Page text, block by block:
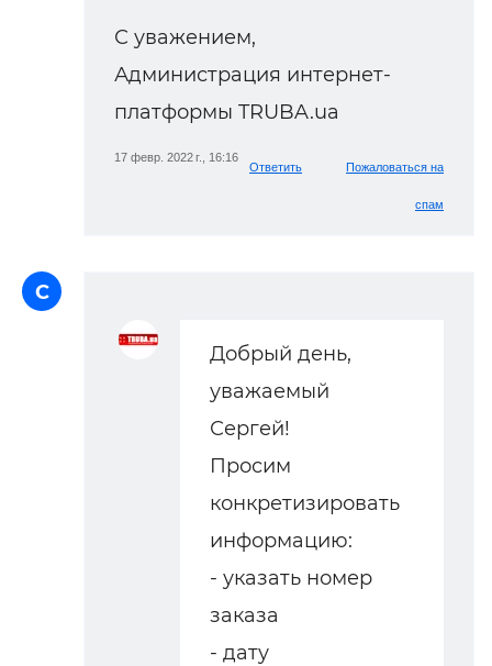
С уважением,
Администрация интернет-
платформы TRUBA.ua
17 февр. 2022 г., 16:16
Ответить Пожаловаться на
спам
С
Добрый день,
уважаемый
Сергей!
Просим
конкретизировать
информацию:
- указать номер
заказа
- дату